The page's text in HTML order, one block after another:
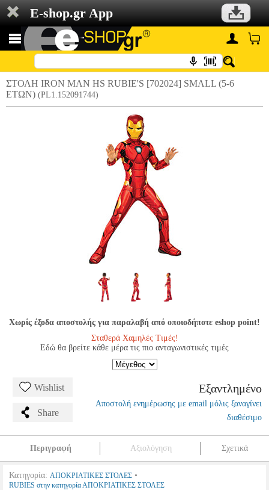
E-shop.gr App
ΣΤΟΛΗ IRON MAN HS RUBIE'S [702024] SMALL (5-6
ΕΤΩΝ) (PL1.152091744)
Χωρίς έξοδα αποστολής για παραλαβή από οποιοδήποτε eshop point!
Σταθερά Χαμηλές Τιμές!
Εδώ θα βρείτε κάθε μέρα τις πιο ανταγωνιστικές τιμές
Wishlist
Share
Εξαντλημένο
Αποστολή ενημέρωσης με email μόλις ξαναγίνει
διαθέσιμο
Περιγραφή Αξιολόγηση Σχετικά
Κατηγορία: ΑΠΟΚΡΙΑΤΙΚΕΣ ΣΤΟΛΕΣ •
RUBIES στην κατηγορία ΑΠΟΚΡΙΑΤΙΚΕΣ ΣΤΟΛΕΣ